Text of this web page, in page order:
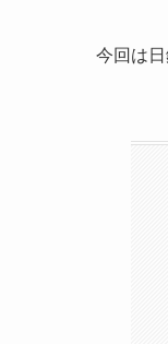
今回は